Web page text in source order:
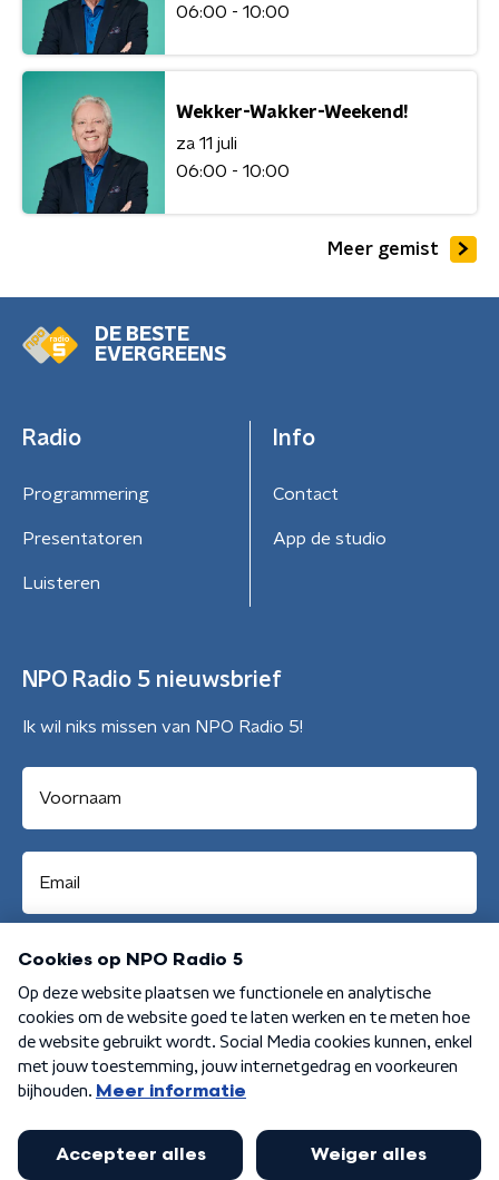
06:00 - 10:00
Wekker-Wakker-Weekend!
za 11 juli
06:00 - 10:00
Meer gemist
DE BESTE
EVERGREENS
Radio
Programmering
Presentatoren
Luisteren
Info
Contact
App de studio
NPO Radio 5 nieuwsbrief
Ik wil niks missen van NPO Radio 5!
Aanmelden
Algemene voorwaarden